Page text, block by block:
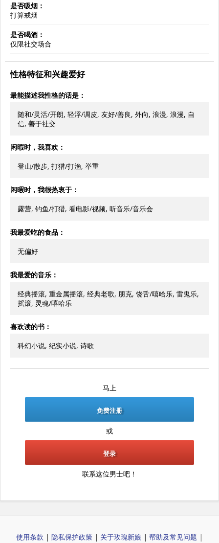
是否吸烟：
打算戒烟
是否喝酒：
仅限社交场合
性格特征和兴趣爱好
最能描述我性格的话是：
随和/灵活/开朗, 轻浮/调皮, 友好/善良, 外向, 浪漫, 浪漫, 自
信, 善于社交
闲暇时，我喜欢：
登山/散步, 打猎/打渔, 举重
闲暇时，我很热衷于：
露营, 钓鱼/打猎, 看电影/视频, 听音乐/音乐会
我最爱吃的食品：
无偏好
我最爱的音乐：
经典摇滚, 重金属摇滚, 经典老歌, 朋克, 饶舌/嘻哈乐, 雷鬼乐,
摇滚, 灵魂/嘻哈乐
喜欢读的书：
科幻小说, 纪实小说, 诗歌
马上
免费注册
或
登录
联系这位男士吧！
使用条款 | 隐私保护政策 | 关于玫瑰新娘 | 帮助及常见问题 |